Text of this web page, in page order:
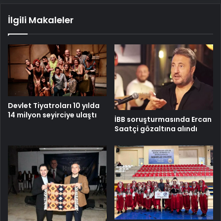
İlgili Makaleler
Devlet Tiyatroları 10 yılda
14 milyon seyirciye ulaştı
İBB soruşturmasında Ercan
Saatçi gözaltına alındı